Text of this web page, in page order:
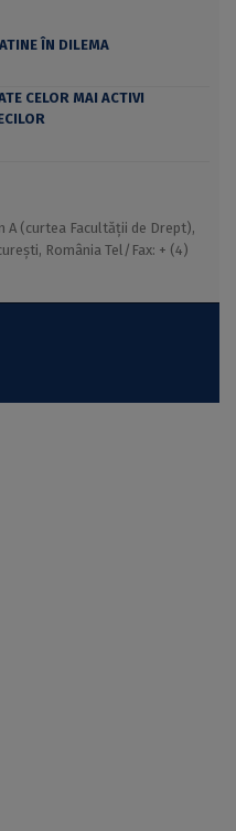
ÎN DILEMA
CELOR MAI ACTIVI
A (curtea Facultății de Drept),
România Tel/Fax: + (4)